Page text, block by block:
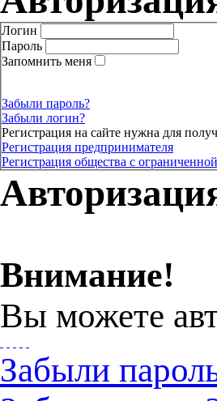
Логин
Пароль
Запомнить меня
Забыли пароль?
Забыли логин?
Регистрация на сайте нужна для
Регистрация предпринимателя
Регистрация общества с
Внимание!
Вы можете
Забыли